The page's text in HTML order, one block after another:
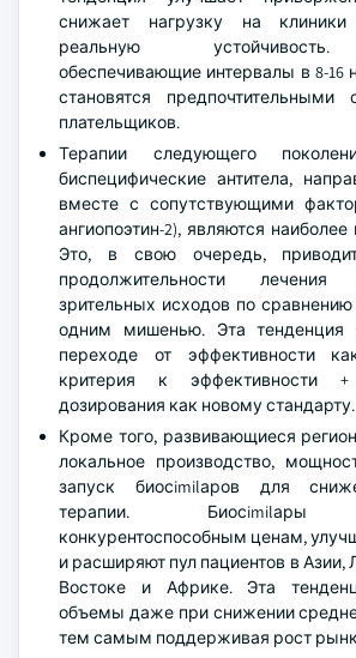
снижает нагрузку на
реальную
обеспечивающие интервалы в 8-16
становятся
плательщиков.
Терапии следующего
биспецифические антитела,
вместе с сопутствующими
ангиопоэтин-2), являются
Это, в свою очередь,
продолжительности
зрительных исходов по
одним мишенью. Эта тенденция
переходе от эффективности
критерия к эффективности +
дозирования как новому стандарту.
Кроме того, развивающиеся
локальное производство,
запуск биосimilаров для
терапии. Биосimilары
конкурентоспособным ценам,
и расширяют пул пациентов в
Востоке и Африке. Эта
объемы даже при снижении
тем самым поддерживая рост